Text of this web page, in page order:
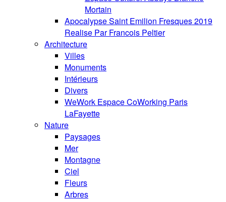
Mortain
Apocalypse Saint Emilion Fresques 2019
Realise Par Francois Peltier
Architecture
Villes
Monuments
Intérieurs
Divers
WeWork Espace CoWorking Paris
LaFayette
Nature
Paysages
Mer
Montagne
Ciel
Fleurs
Arbres